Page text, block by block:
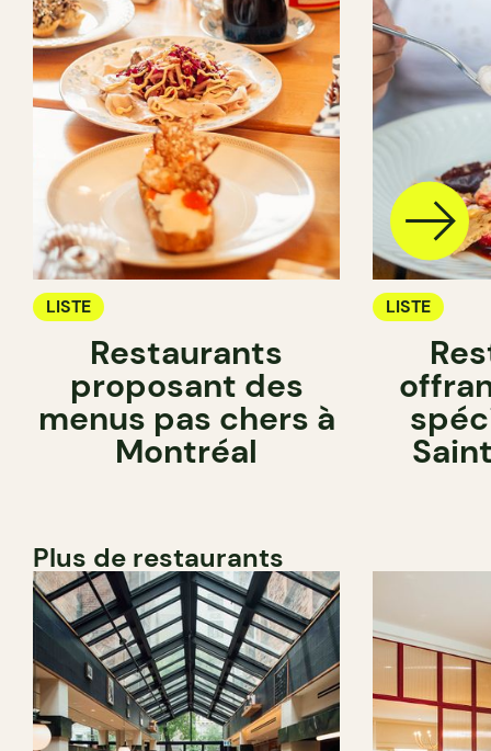
LISTE
Restaurants
proposant des
menus pas chers à
Montréal
LISTE
Plus de restaurants